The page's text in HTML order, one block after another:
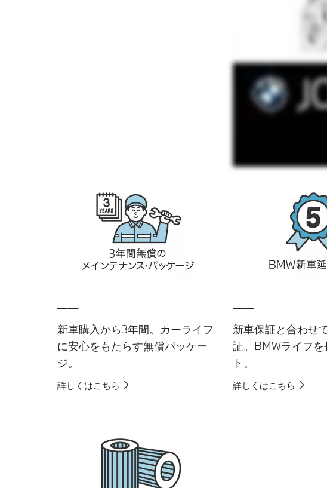
新車購入から3年間。カーライフ
に安心をもたらす無償パッケー
ジ。
詳しくはこちら
新車保証と合わせ
証。BMWライフ
ト。
詳しくはこちら